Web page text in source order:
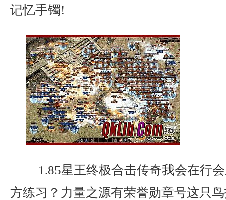
记忆手镯!
1.85星王终极合击传奇我会在行
方练习？力量之源有荣誉勋章号这只